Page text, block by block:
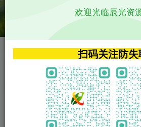
VIP特权介绍
VIP特权介绍
火
VIP特权介绍
欢迎光临辰光资
扫码关注防